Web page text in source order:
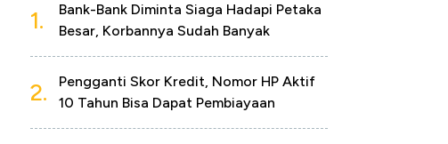
1.
Bank-Bank Diminta Siaga Hadapi Petaka
Besar, Korbannya Sudah Banyak
2.
Pengganti Skor Kredit, Nomor HP Aktif
10 Tahun Bisa Dapat Pembiayaan